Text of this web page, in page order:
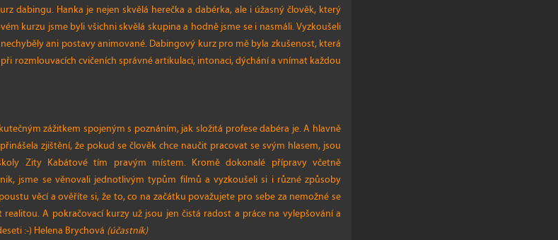
dabingu. Hanka je nejen skvělá herečka a dabérka, ale i úžasný člověk, který
kurzu jsme byli všichni skvělá skupina a hodně jsme se i nasmáli. Vyzkoušeli
ani postavy animované. Dabingový kurz pro mě byla zkušenost, která
rozmlouvacích cvičeních správné artikulaci, intonaci, dýchání a vnímat každou
zážitkem spojeným s poznáním, jak složitá profese dabéra je. A hlavně
zjištění, že pokud se člověk chce naučit pracovat se svým hlasem, jsou
Zity Kabátové tím pravým místem. Kromě dokonalé přípravy včetně
jsme se věnovali jednotlivým typům filmů a vyzkoušeli si i různé způsoby
věcí a ověříte si, že to, co na začátku považujete pro sebe za nemožné se
A pokračovací kurzy už jsou jen čistá radost a práce na vylepšování a
:-) Helena Brychová (účastník)